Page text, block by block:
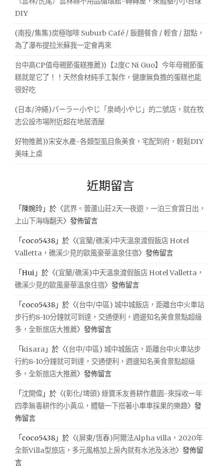
DIY
(南投/集集)炭極咖啡 Suburb Café / 飯麵餐食 / 輕食 / 甜點，
為了瀑布提拉米蘇我一定會再來
台中高CP值母親節蛋糕推薦))【2度C Ni Guo】今年母親節蛋
糕就是它了！！天然食材純手工製作，健康無負擔的蛋糕也能
很好吃
(日本/沖繩)パーラー小やじ「泉崎小やじ」的二號店，就在牧
志公設市場附近超在地居酒屋
好物推薦))宋安水產-各類型虱目魚美食，宅配到府，輕鬆DIY
美味上桌
近期留言
「 陳婉玲 」於〈武界。蕓蘆山莊2天一夜遊，一泊三食賞日出，
上山下海嗨翻天〉發佈留言
「 coco5438 」於〈(宜蘭/礁溪)中天溫泉渡假飯店 Hotel
Valletta，礁溪少見的歐風豪華溫泉住宿〉發佈留言
「Hui 」於〈(宜蘭/礁溪)中天溫泉渡假飯店 Hotel Valletta，
礁溪少見的歐風豪華溫泉住宿〉發佈留言
「 coco5438 」於〈(台中/中區) 城中城飯店，距離台中火車站
步行約8-10分鐘就可到達，交通便利，週邊知名美食景點超級
多，全新旅店大推薦〉發佈留言
「kisara 」於〈(台中/中區) 城中城飯店，距離台中火車站步
行約8-10分鐘就可到達，交通便利，週邊知名美食景點超級
多，全新旅店大推薦〉發佈留言
「沈開偉 」於〈(彰化/埤頭) 綠寶禾友善耕作農園-來採收一年
四季無毒耕作的小黃瓜，體驗一下搭著小車車採果的樂趣〉發
佈留言
「 coco5438 」於〈(屏東/恆春)阿爾法Alpha villa，2020年
全新Villa型旅店，多元風格加上房內就有水池及泳池〉發佈留
言